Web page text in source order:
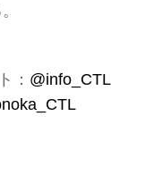
： @info_CTL